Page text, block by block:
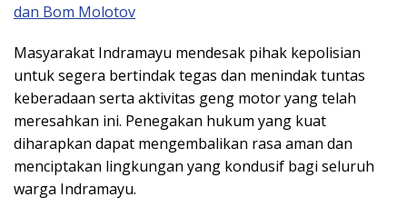
dan Bom Molotov
Masyarakat Indramayu mendesak pihak kepolisian
untuk segera bertindak tegas dan menindak tuntas
keberadaan serta aktivitas geng motor yang telah
meresahkan ini. Penegakan hukum yang kuat
diharapkan dapat mengembalikan rasa aman dan
menciptakan lingkungan yang kondusif bagi seluruh
warga Indramayu.